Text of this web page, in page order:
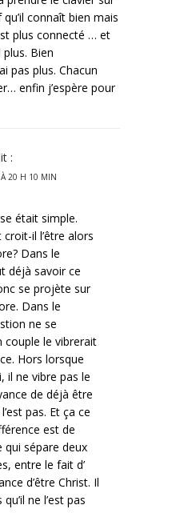
connaît bien mais
plus connecté … et
Bien
pas plus. Chacun
enfin j’espère pour
:
20 H 10 MIN
était simple.
il l’être alors
Dans le
déjà savoir ce
se projète sur
Dans le
ne se
couple le vibrerait
Hors lorsque
il ne vibre pas le
de déjà être
pas. Et ça ce
est de
qui sépare deux
entre le fait d’
d’être Christ. Il
ne l’est pas